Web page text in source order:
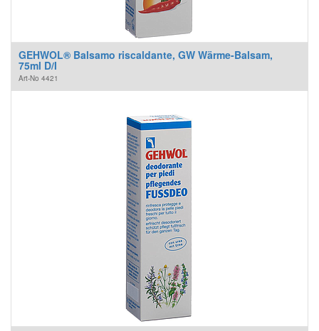
GEHWOL® Balsamo riscaldante, GW Wärme-Balsam,
75ml D/I
Art-No 4421